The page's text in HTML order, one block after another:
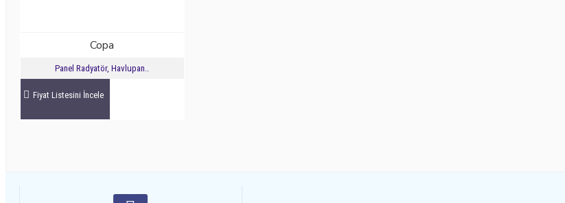
Copa
Panel Radyatör, Havlupan..
Fiyat Listesini İncele